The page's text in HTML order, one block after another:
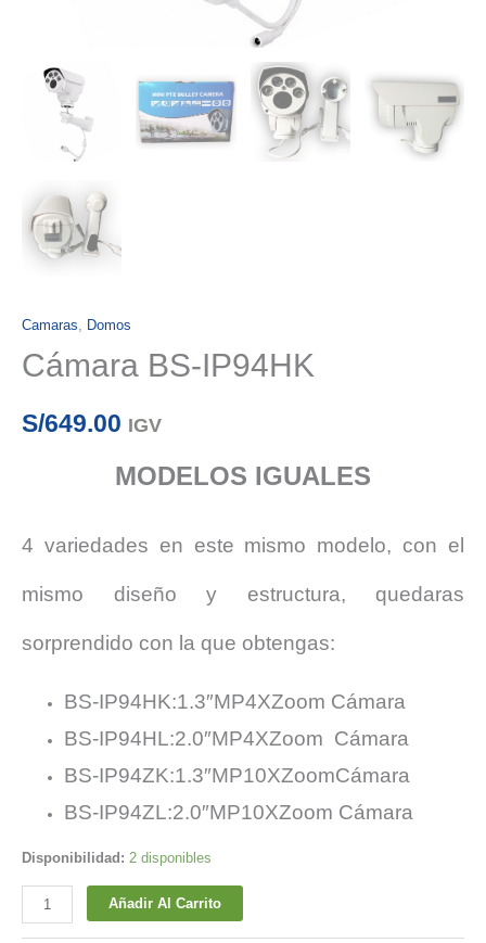
Camaras, Domos
Cámara BS-IP94HK
S/649.00 IGV
MODELOS IGUALES
4 variedades en este mismo modelo, con el
mismo diseño y estructura, quedaras
sorprendido con la que obtengas:
BS-IP94HK:1.3″MP4XZoom Cámara
BS-IP94HL:2.0″MP4XZoom Cámara
BS-IP94ZK:1.3″MP10XZoomCámara
BS-IP94ZL:2.0″MP10XZoom Cámara
Disponibilidad: 2 disponibles
Cámara
BS-
Añadir Al Carrito